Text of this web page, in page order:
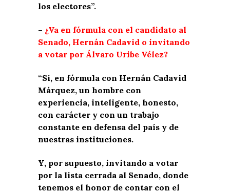
los electores”.
– ¿Va en fórmula con el candidato al
Senado, Hernán Cadavid o invitando
a votar por Álvaro Uribe Vélez?
“Sí, en fórmula con Hernán Cadavid
Márquez, un hombre con
experiencia, inteligente, honesto,
con carácter y con un trabajo
constante en defensa del país y de
nuestras instituciones.
Y, por supuesto, invitando a votar
por la lista cerrada al Senado, donde
tenemos el honor de contar con el